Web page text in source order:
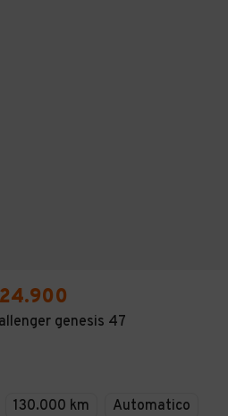
genesis 47
130.000 km Automatico